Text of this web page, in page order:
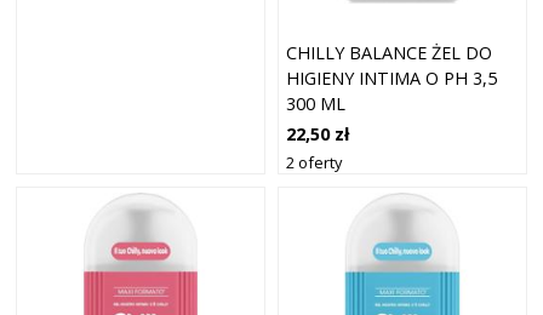
CHILLY BALANCE ŻEL DO
HIGIENY INTIMA O PH 3,5
300 ML
22,50 zł
2 oferty